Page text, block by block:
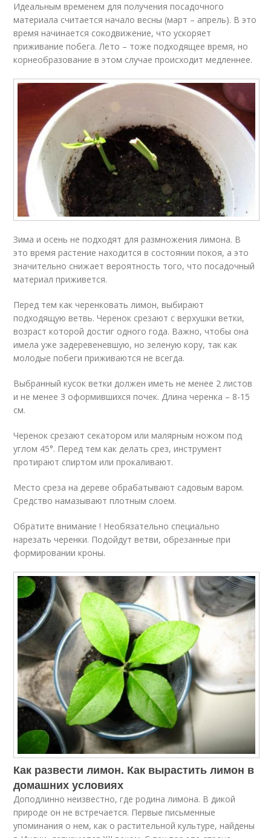
Идеальным временем для получения посадочного
материала считается начало весны (март – апрель). В это
время начинается сокодвижение, что ускоряет
приживание побега. Лето – тоже подходящее время, но
корнеобразование в этом случае происходит медленнее.
Зима и осень не подходят для размножения лимона. В
это время растение находится в состоянии покоя, а это
значительно снижает вероятность того, что посадочный
материал приживется.
Перед тем как черенковать лимон, выбирают
подходящую ветвь. Черенок срезают с верхушки ветки,
возраст которой достиг одного года. Важно, чтобы она
имела уже задеревеневшую, но зеленую кору, так как
молодые побеги приживаются не всегда.
Выбранный кусок ветки должен иметь не менее 2 листов
и не менее 3 оформившихся почек. Длина черенка – 8-15
см.
Черенок срезают секатором или малярным ножом под
углом 45°. Перед тем как делать срез, инструмент
протирают спиртом или прокаливают.
Место среза на дереве обрабатывают садовым варом.
Средство намазывают плотным слоем.
Обратите внимание ! Необязательно специально
нарезать черенки. Подойдут ветви, обрезанные при
формировании кроны.
Как развести лимон. Как вырастить лимон в
домашних условиях
Доподлинно неизвестно, где родина лимона. В дикой
природе он не встречается. Первые письменные
упоминания о нем, как о растительной культуре, найдены